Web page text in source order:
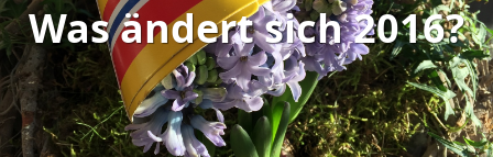
Was ändert sich 2016?